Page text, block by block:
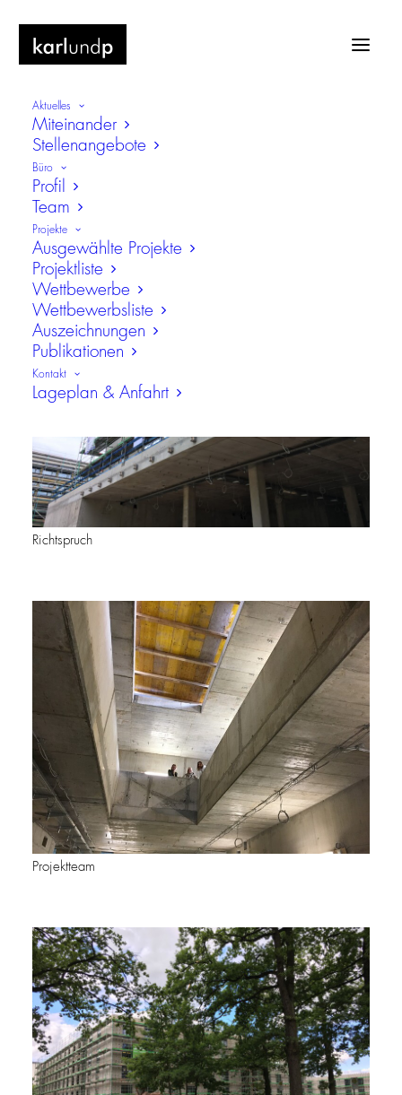
Aktuelles
Miteinander
Stellenangebote
Büro
Profil
Team
Projekte
Ausgewählte Projekte
Projektliste
Wettbewerbe
Wettbewerbsliste
Auszeichnungen
Publikationen
Kontakt
Lageplan & Anfahrt
Richtfest Finanzcampus Ansbach
Richtspruch
Projektteam